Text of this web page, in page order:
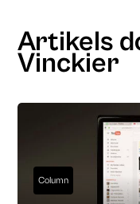
Artikels
Vinckier
Column